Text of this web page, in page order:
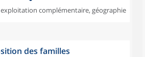
exploitation complémentaire, géographie
des familles